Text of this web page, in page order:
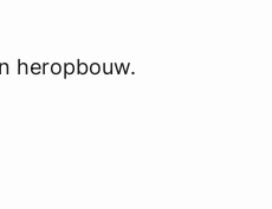
heropbouw.